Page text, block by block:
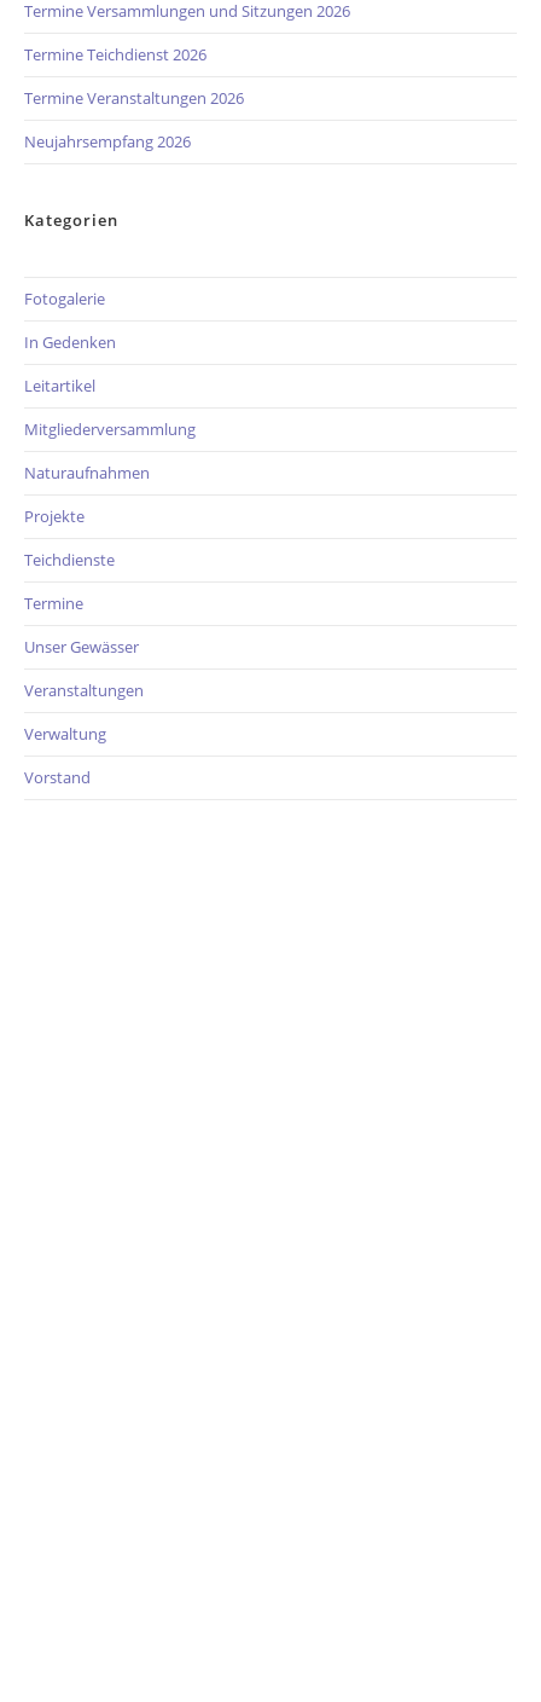
Termine Versammlungen und Sitzungen 2026
Termine Teichdienst 2026
Termine Veranstaltungen 2026
Neujahrsempfang 2026
Kategorien
Fotogalerie
In Gedenken
Leitartikel
Mitgliederversammlung
Naturaufnahmen
Projekte
Teichdienste
Termine
Unser Gewässer
Veranstaltungen
Verwaltung
Vorstand